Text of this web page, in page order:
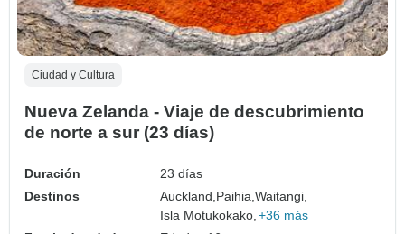
Ciudad y Cultura
Nueva Zelanda - Viaje de descubrimiento
de norte a sur (23 días)
Duración
23 días
Destinos
Auckland,Paihia,Waitangi,
Isla Motukokako, +36 más